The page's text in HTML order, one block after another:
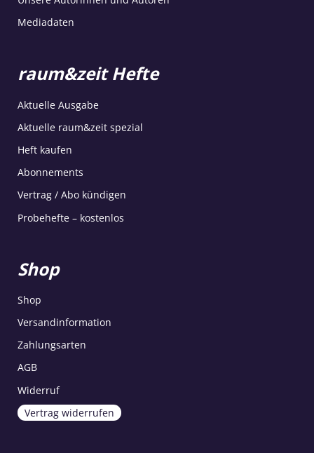
Mediadaten
raum&zeit Hefte
Aktuelle Ausgabe
Aktuelle raum&zeit spezial
Heft kaufen
Abonnements
Vertrag / Abo kündigen
Probehefte – kostenlos
Shop
Shop
Versandinformation
Zahlungsarten
AGB
Widerruf
Vertrag widerrufen